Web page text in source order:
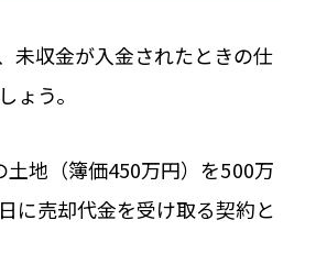
未収金が入金されたときの仕
ょう。
地（簿価450万円）を500万
に売却代金を受け取る契約と